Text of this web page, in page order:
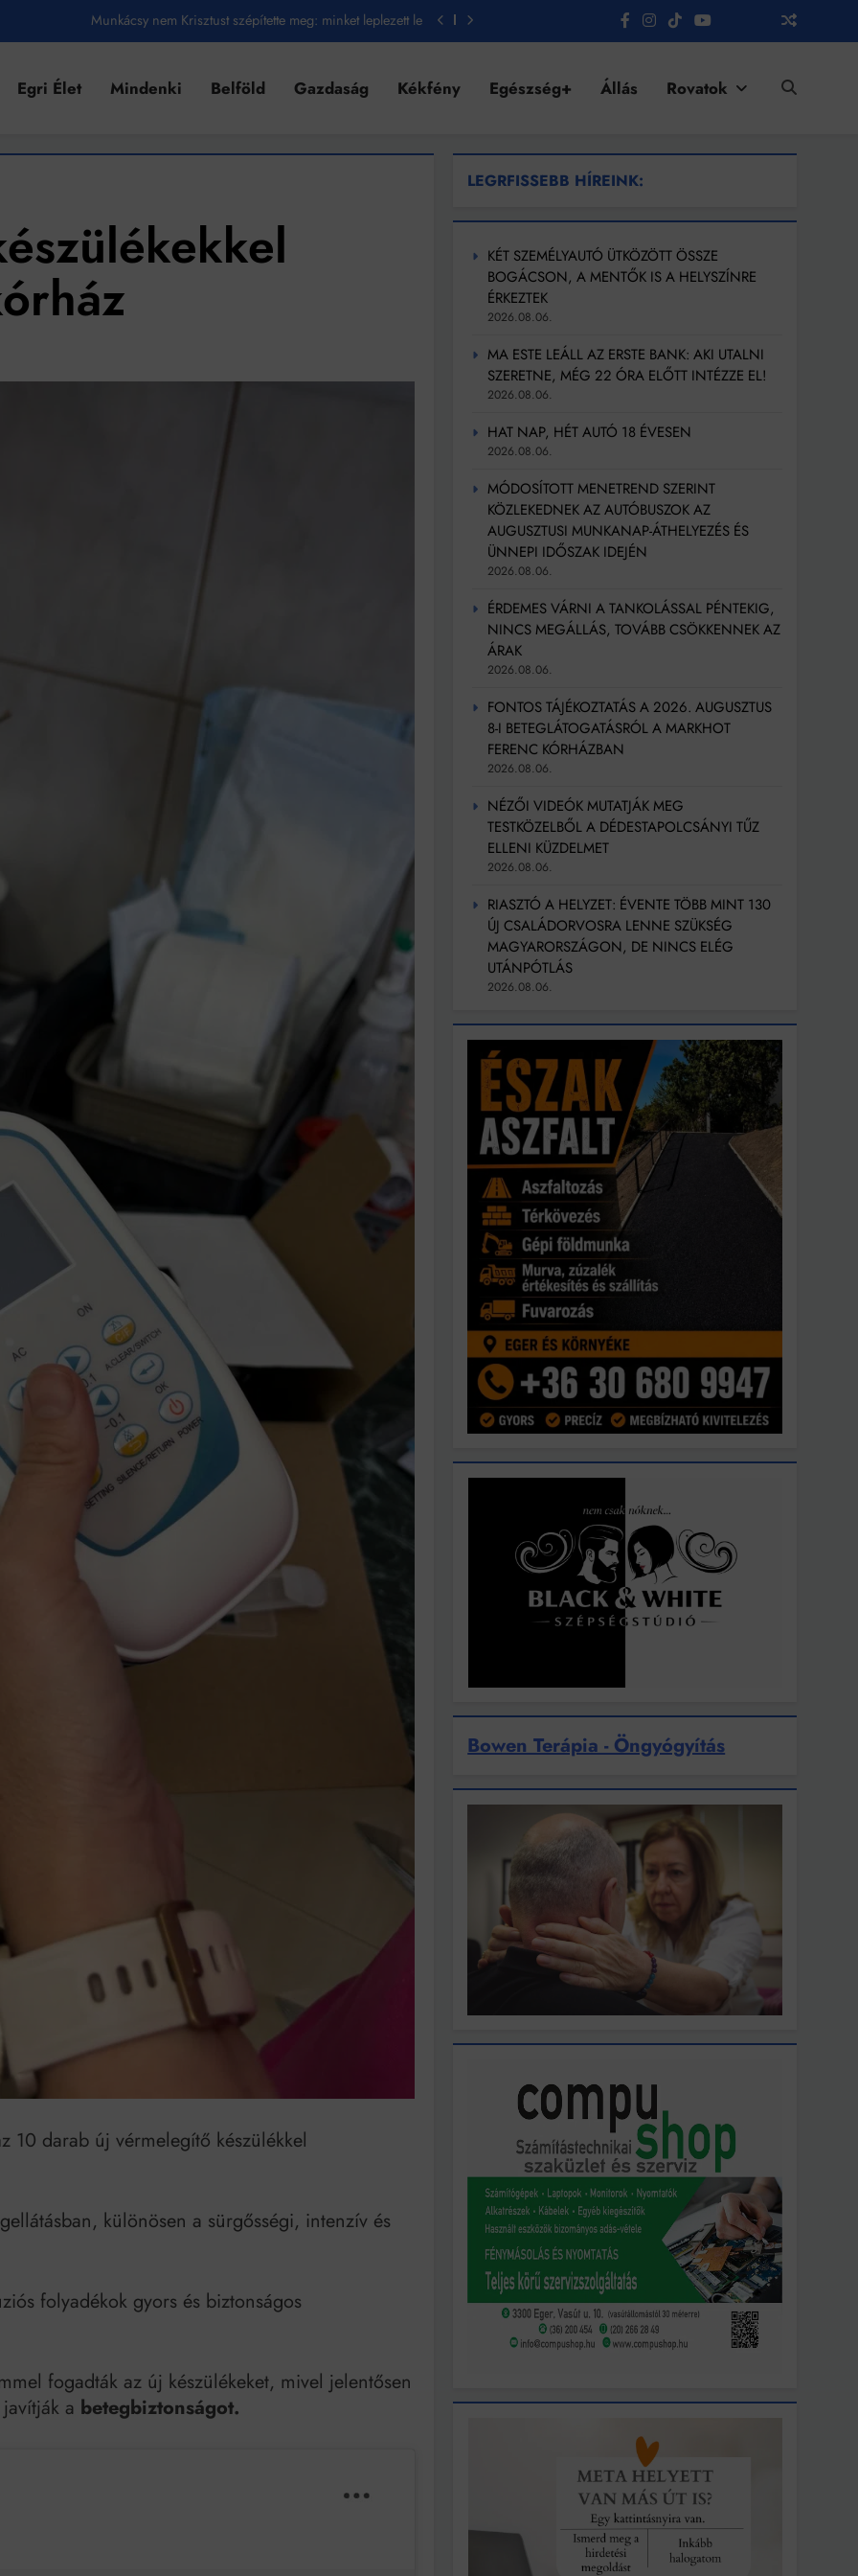
Munkácsy nem Krisztust szépítette meg: minket leplezett le
Amikor a Tetris boldogabbá tesz, mint a szerelem
Ki akarsz törni. De miből?
Az öregség nem csak ránc?
Az ördög még mindig Pradát visel. De te miért öltözöl hozzá?
Mindenki a világot akarja uralni – de nem csak a 80-as években
Mindenki a világot akarja uralni – de nem csak a 80-as években
lapostetők: a bevált technológia akkor működik, ha jól van felújítva
Egri Élet Mindenki Belföld Gazdaság Kékfény Egészség+ Állás Rovatok
10 darab új vérmelegítő készülékkel
különösen a sürgősségi, intenzív és
folyadékok gyors és biztonságos
fogadták az új készülékeket, mivel jelentősen
a betegbiztonságot.
LEGRFISSEBB HÍREINK:
KÉT SZEMÉLYAUTÓ ÜTKÖZÖTT ÖSSZE
BOGÁCSON, A MENTŐK IS A HELYSZÍNRE
ÉRKEZTEK
2026.08.06.
MA ESTE LEÁLL AZ ERSTE BANK: AKI UTALNI
SZERETNE, MÉG 22 ÓRA ELŐTT INTÉZZE EL!
2026.08.06.
HAT NAP, HÉT AUTÓ 18 ÉVESEN
2026.08.06.
MÓDOSÍTOTT MENETREND SZERINT
KÖZLEKEDNEK AZ AUTÓBUSZOK AZ
AUGUSZTUSI MUNKANAP-ÁTHELYEZÉS ÉS
ÜNNEPI IDŐSZAK IDEJÉN
2026.08.06.
ÉRDEMES VÁRNI A TANKOLÁSSAL PÉNTEKIG,
NINCS MEGÁLLÁS, TOVÁBB CSÖKKENNEK AZ
ÁRAK
2026.08.06.
FONTOS TÁJÉKOZTATÁS A 2026. AUGUSZTUS
8-I BETEGLÁTOGATÁSRÓL A MARKHOT
FERENC KÓRHÁZBAN
2026.08.06.
NÉZŐI VIDEÓK MUTATJÁK MEG
TESTKÖZELBŐL A DÉDESTAPOLCSÁNYI TŰZ
ELLENI KÜZDELMET
2026.08.06.
RIASZTÓ A HELYZET: ÉVENTE TÖBB MINT 130
ÚJ CSALÁDORVOSRA LENNE SZÜKSÉG
MAGYARORSZÁGON, DE NINCS ELÉG
UTÁNPÓTLÁS
2026.08.06.
Bowen Terápia - Öngyógyítás